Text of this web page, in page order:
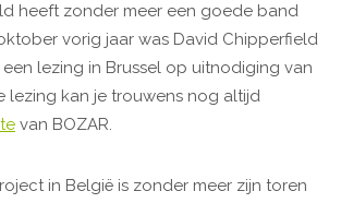
heeft zonder meer een goede band
vorig jaar was David Chipperfield
lezing in Brussel op uitnodiging van
lezing kan je trouwens nog altijd
van BOZAR.
in België is zonder meer zijn toren